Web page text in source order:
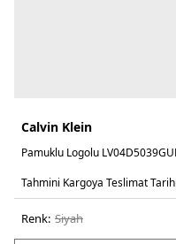
Calvin Klein
Pamuklu Logolu
Tahmini Kargoya Teslimat
Renk: si̇yah